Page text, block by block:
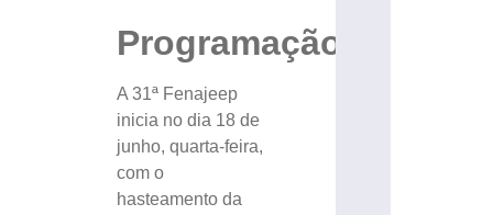
Programação
A 31ª Fenajeep
inicia no dia 18 de
junho, quarta-feira,
com o
hasteamento da